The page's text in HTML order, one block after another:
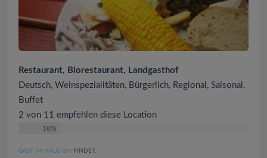
Restaurant, Biorestaurant, Landgasthof
Deutsch, Weinspezialitäten, Bürgerlich, Regional, Saisonal,
Buffet
2 von 11 empfehlen diese Location
18%
GAST IM HAUS (89 ) FINDET: